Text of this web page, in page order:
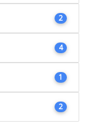
2
4
1
2